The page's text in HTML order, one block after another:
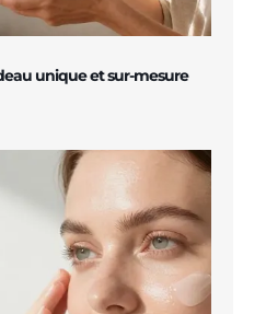
unique et sur-mesure